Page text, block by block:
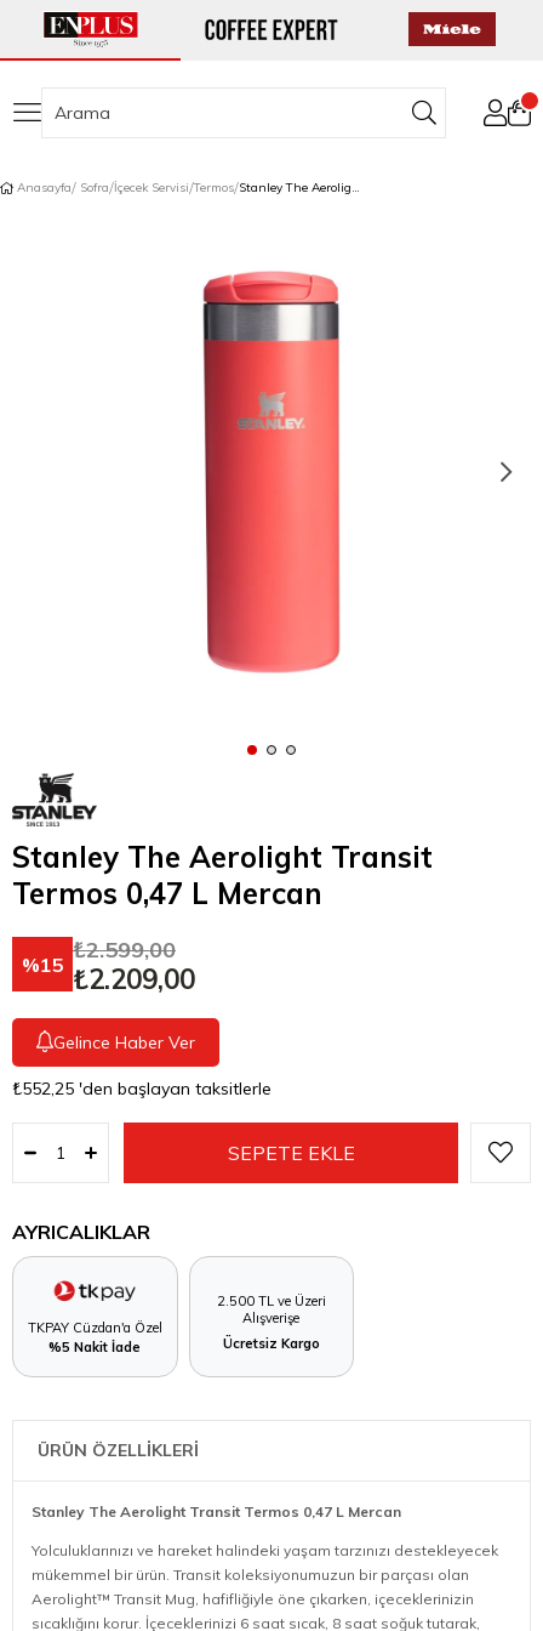
Anasayfa Sofra İçecek Servisi Termos Stanley The Aerolight Transit Termos 0,47 L Mercan
Stanley The Aerolight Transit
Termos 0,47 L Mercan
15
₺2.599,00
₺2.209,00
Gelince Haber Ver
₺552,25 'den başlayan taksitlerle
AYRICALIKLAR
TKPAY Cüzdan'a Özel
%5 Nakit İade
2.500 TL ve Üzeri
Alışverişe
Ücretsiz Kargo
ÜRÜN ÖZELLİKLERİ
Stanley The Aerolight Transit Termos 0,47 L Mercan
Yolculuklarınızı ve hareket halindeki yaşam tarzınızı destekleyecek
mükemmel bir ürün. Transit koleksiyonumuzun bir parçası olan
Aerolight™ Transit Mug, hafifliğiyle öne çıkarken, içeceklerinizin
sıcaklığını korur. İçeceklerinizi 6 saat sıcak, 8 saat soğuk tutarak,